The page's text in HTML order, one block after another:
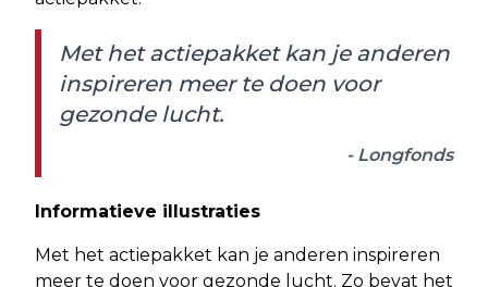
Met het actiepakket kan je anderen
inspireren meer te doen voor
gezonde lucht.
- Longfonds
Informatieve illustraties
Met het actiepakket kan je anderen inspireren
meer te doen voor gezonde lucht. Zo bevat het